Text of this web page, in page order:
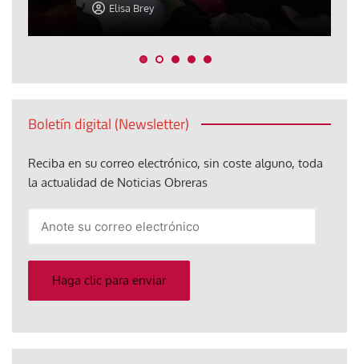
Elisa Brey
Boletín digital (Newsletter)
Reciba en su correo electrónico, sin coste alguno, toda
la actualidad de Noticias Obreras
electrónico
Haga clic para enviar